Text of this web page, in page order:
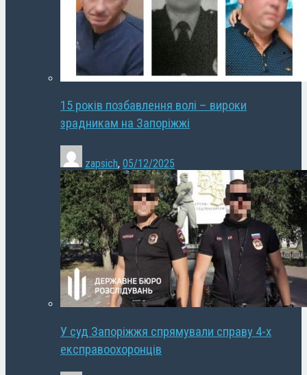
15 років позбавлення волі – вироки
зрадникам на Запоріжжі
zapsich, 05/12/2025
У суд Запоріжжя спрямували справу 4-х
експравоохоронців